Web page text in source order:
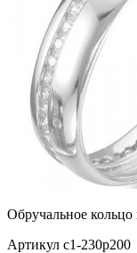
Обручальное кольцо
Артикул с1-230р200